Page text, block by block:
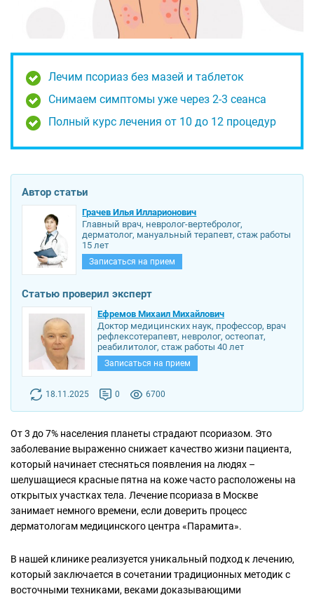
Лечим псориаз без мазей и таблеток
Снимаем симптомы уже через 2-3 сеанса
Полный курс лечения от 10 до 12 процедур
Автор статьи
Грачев Илья Илларионович
Главный врач, невролог-вертебролог,
дерматолог, мануальный терапевт, стаж работы
15 лет
Записаться на прием
Статью проверил эксперт
Ефремов Михаил Михайлович
Доктор медицинских наук, профессор, врач
рефлексотерапевт, невролог, остеопат,
реабилитолог, стаж работы 40 лет
Записаться на прием
18.11.2025 0 6700
От 3 до 7% населения планеты страдают псориазом. Это
заболевание выраженно снижает качество жизни пациента,
который начинает стесняться появления на людях –
шелушащиеся красные пятна на коже часто расположены на
открытых участках тела. Лечение псориаза в Москве
занимает немного времени, если доверить процесс
дерматологам медицинского центра «Парамита».
В нашей клинике реализуется уникальный подход к лечению,
который заключается в сочетании традиционных методик с
восточными техниками, веками доказывающими